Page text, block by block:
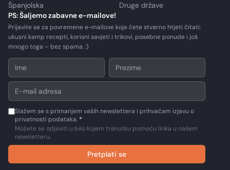
Španjolska
Druge države
PS: Šaljemo zabavne e-mailove!
Prijavite se za povremene e-mailove koje ćete stvarno htjeti čitati:
ukusni kamp recepti, korisni savjeti i trikovi, posebne ponude i još
mnogo toga – bez spama. :)
Slažem se s primanjem vaših newslettera i prihvaćam izjavu o
privatnosti podataka. *
Možete se odjaviti u bilo kojem trenutku pomoću linka u našem
newsletteru.
Pretplati se